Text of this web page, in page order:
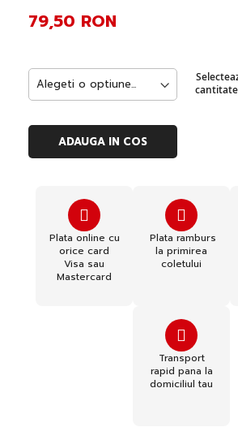
79,50 RON
ADAUGA IN COS
Plata online cu
orice card
Visa sau
Mastercard
Plata ramburs
la primirea
coletului
Transport
rapid pana la
domiciliul tau